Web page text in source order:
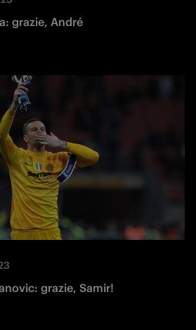
grazie, André
grazie, Samir!